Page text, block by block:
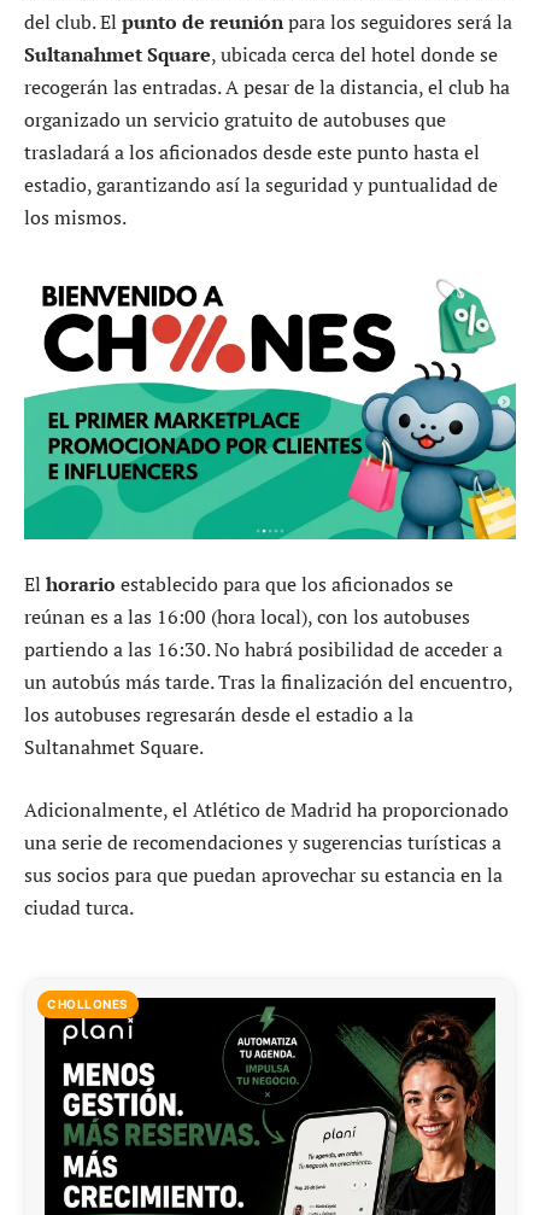
del club. El punto de reuniónpara los seguidores será la
Sultanahmet Square, ubicada cerca del hotel donde se
recogerán las entradas. A pesar de la distancia, el club ha
organizado un servicio gratuito de autobuses que
trasladará a los aficionados desde este punto hasta el
estadio, garantizando así la seguridad y puntualidad de
los mismos.
El horario establecido para que los aficionados se
reúnan es a las 16:00 (hora local), con los autobuses
partiendo a las 16:30. No habrá posibilidad de acceder a
un autobús más tarde. Tras la finalización del encuentro,
los autobuses regresarán desde el estadio a la
Sultanahmet Square.
Adicionalmente, el Atlético de Madrid ha proporcionado
una serie de recomendaciones y sugerencias turísticas a
sus socios para que puedan aprovechar su estancia en la
ciudad turca.
CHOLLONES